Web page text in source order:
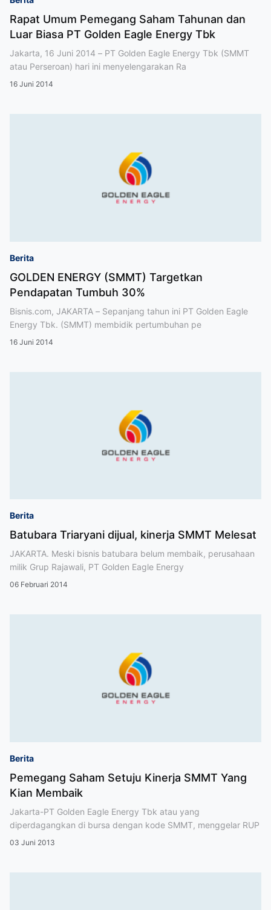
Rapat Umum Pemegang Saham Tahunan dan
Luar Biasa PT Golden Eagle Energy Tbk
Jakarta, 16 Juni 2014 – PT Golden Eagle Energy Tbk (SMMT
atau Perseroan) hari ini menyelengarakan Ra
16 Juni 2014
Berita
GOLDEN ENERGY (SMMT) Targetkan
Pendapatan Tumbuh 30%
Bisnis.com, JAKARTA – Sepanjang tahun ini PT Golden Eagle
Energy Tbk. (SMMT) membidik pertumbuhan pe
16 Juni 2014
Berita
Batubara Triaryani dijual, kinerja SMMT Melesat
JAKARTA. Meski bisnis batubara belum membaik, perusahaan
milik Grup Rajawali, PT Golden Eagle Energy
06 Februari 2014
Berita
Pemegang Saham Setuju Kinerja SMMT Yang
Kian Membaik
Jakarta-PT Golden Eagle Energy Tbk atau yang
diperdagangkan di bursa dengan kode SMMT, menggelar RUP
03 Juni 2013